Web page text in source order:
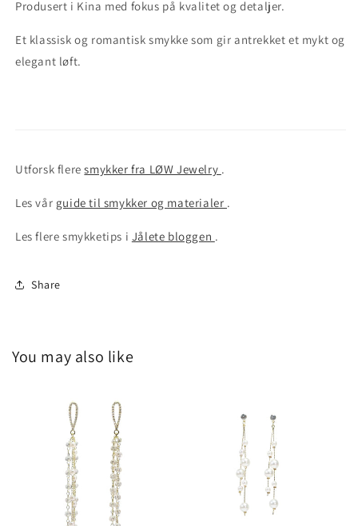
Produsert i Kina med fokus på kvalitet og detaljer.
Et klassisk og romantisk smykke som gir antrekket et mykt og
elegant løft.
Utforsk fleresmykker fra LØW Jewelry .
Les vår guide til smykker og materialer .
Les flere smykketips i Jålete bloggen .
Share
You may also like